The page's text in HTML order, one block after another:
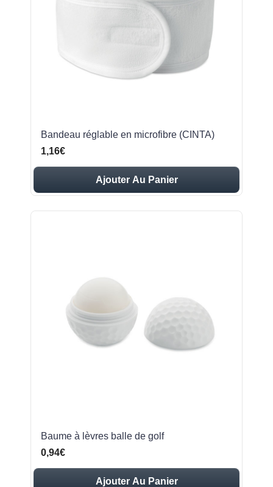
Bandeau réglable en microfibre (CINTA)
1,16€
Ajouter Au Panier
Baume à lèvres balle de golf
0,94€
Ajouter Au Panier